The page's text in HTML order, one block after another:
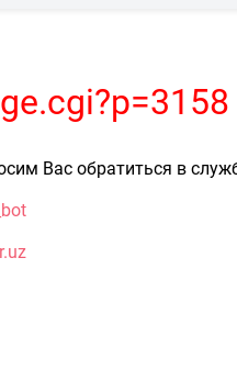
Вас обратиться в